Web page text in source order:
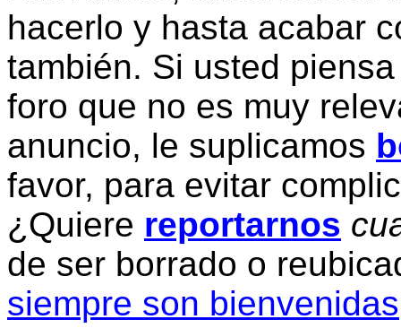
hacerlo y hasta acabar
también. Si usted
foro que no es muy
anuncio, le suplicamos
favor, para evitar
¿Quiere reportarnos
de ser borrado o
siempre son bienvenidas